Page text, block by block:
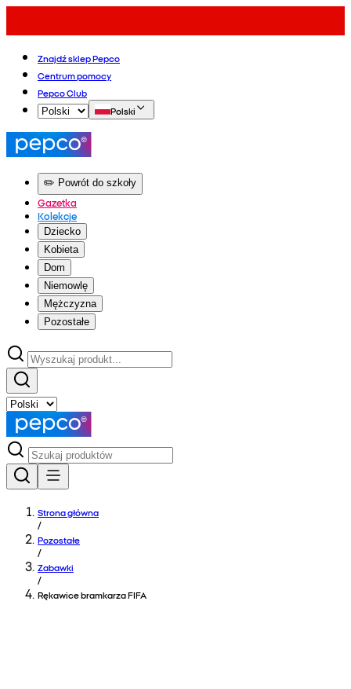
Znajdź sklep Pepco
Centrum pomocy
Pepco Club
Polski
✏️ Powrót do szkoły
Gazetka
Kolekcje
Dziecko
Kobieta
Dom
Niemowlę
Mężczyzna
Pozostałe
Strona główna
/
Pozostałe
/
Zabawki
/
Rękawice bramkarza FIFA